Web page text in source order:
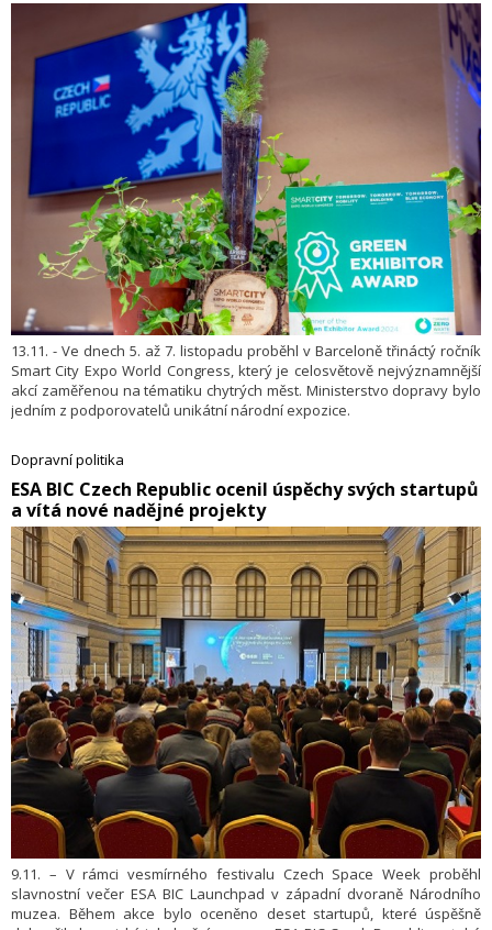
13.11. - Ve dnech 5. až 7. listopadu proběhl v Barceloně třináctý ročník
Smart City Expo World Congress, který je celosvětově nejvýznamnější
akcí zaměřenou na tématiku chytrých měst. Ministerstvo dopravy bylo
jedním z podporovatelů unikátní národní expozice.
Dopravní politika
​ESA BIC Czech Republic ocenil úspěchy svých startupů
a vítá nové nadějné projekty
9.11. – V rámci vesmírného festivalu Czech Space Week proběhl
slavnostní večer ESA BIC Launchpad v západní dvoraně Národního
muzea. Během akce bylo oceněno deset startupů, které úspěšně